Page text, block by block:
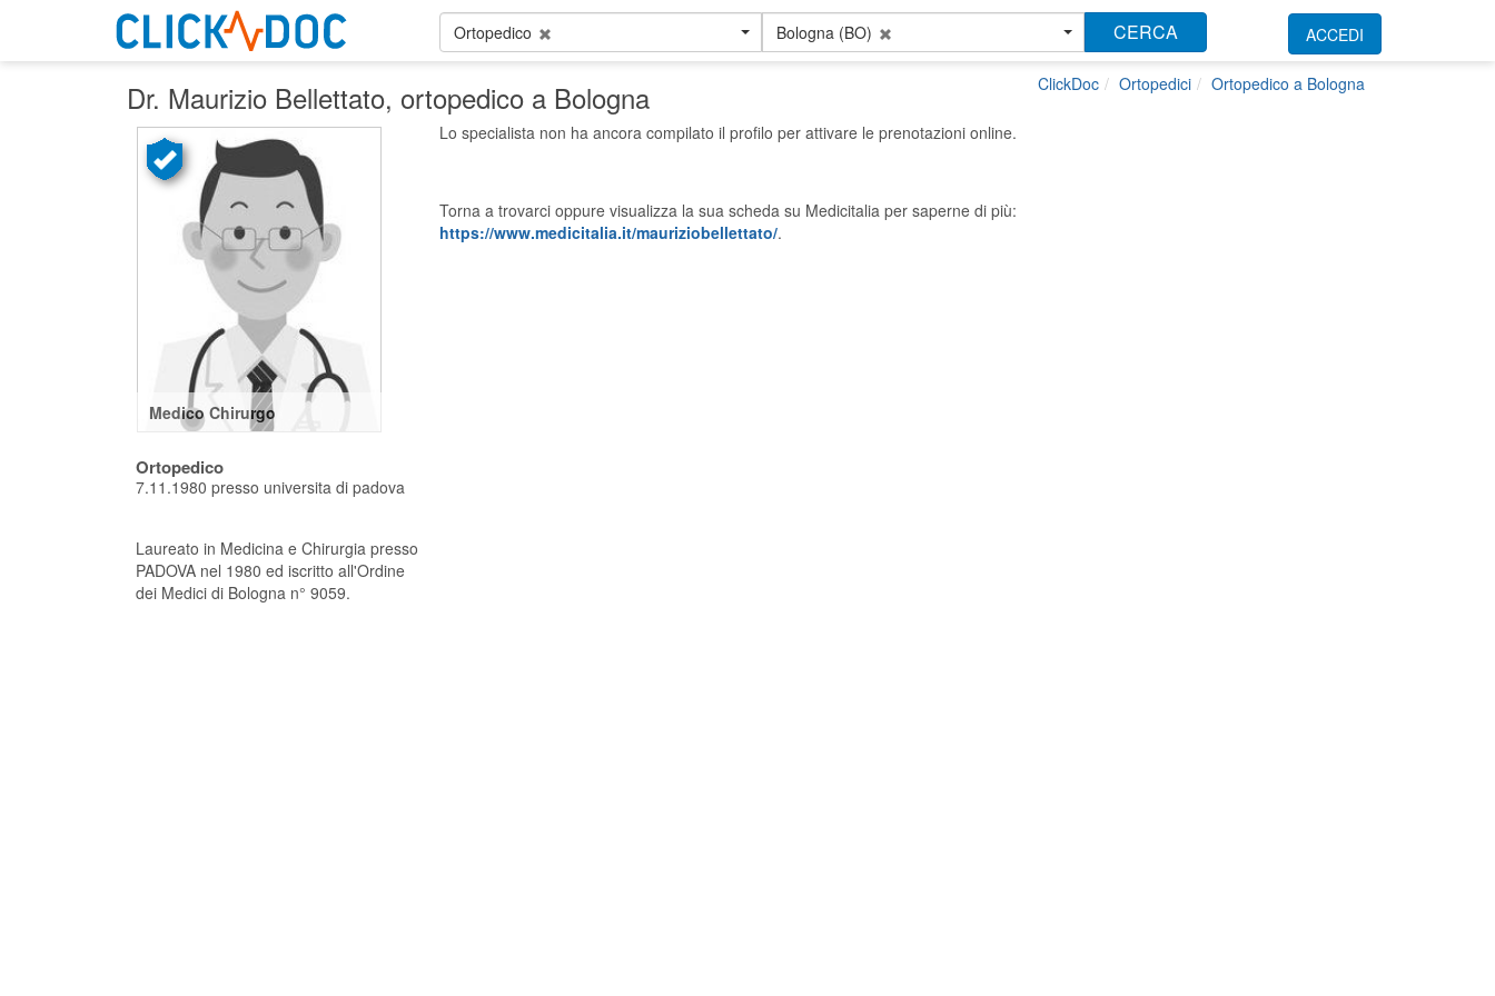
Ortopedico Bologna (BO) CERCA ACCEDI
Dr. Maurizio Bellettato, ortopedico a Bologna ClickDoc Ortopedici Ortopedico a Bologna
Medico Chirurgo
Ortopedico
7.11.1980 presso universita di padova
Laureato in Medicina e Chirurgia presso
PADOVA nel 1980 ed iscritto all'Ordine
dei Medici di Bologna n° 9059.
Lo specialista non ha ancora compilato il profilo per attivare le prenotazioni online.
Torna a trovarci oppure visualizza la sua scheda su Medicitalia per saperne di più:
https://www.medicitalia.it/mauriziobellettato/.